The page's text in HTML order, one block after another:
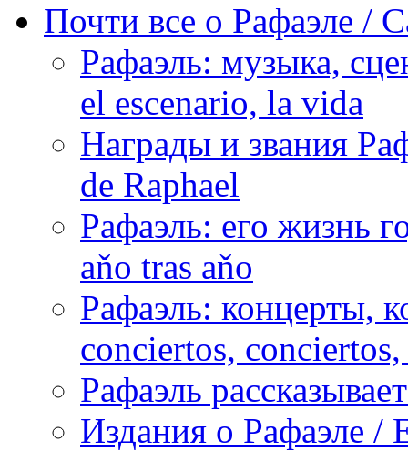
Почти все о Рафаэле /
Рафаэль: музыка,
el escenario, la vida
Награды и звания
de Raphael
Рафаэль: его жизнь
aňo tras aňo
Рафаэль: концерты,
conciertos,
Рафаэль
Издания о Рафаэле /